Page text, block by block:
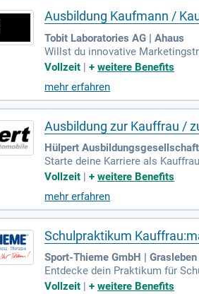
Ausbildung Kaufmann /
Tobit Laboratories AG | Ahaus
Willst du innovative
ketingkommunikation bei uns
klung bis zur Umsetzung. Sei
Chat auf https://tobit.com/
Vollzeit |+weitere Benefits
mehr erfahren
Ausbildung zur Kauffrau /
Hülpert
Starte deine Karriere als
tomobilhandelsunternehmen in
rgebiet, das dynamisch denkt
en möchten. Entdecke mit uns
Vollzeit |+weitere Benefits
mehr erfahren
Schulpraktikum
Sport-Thieme GmbH | Grasleben
Entdecke dein Praktikum für
spannenden Bereichen wie
Vollzeit |+weitere Benefits